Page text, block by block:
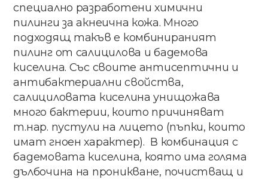
специално разработени химични
пилинги за акнеична кожа. Много
подходящ такъв е комбинираният
пилинг от салицилова и бадемова
киселина. Със своите антисептични и
антибактериални свойства,
салициловата киселина унищожава
много бактерии, които причиняват
т.нар. пустули на лицето (пъпки, които
имат гноен характер). В комбинация с
бадемовата киселина, която има голяма
дълбочина на проникване, почистващ и